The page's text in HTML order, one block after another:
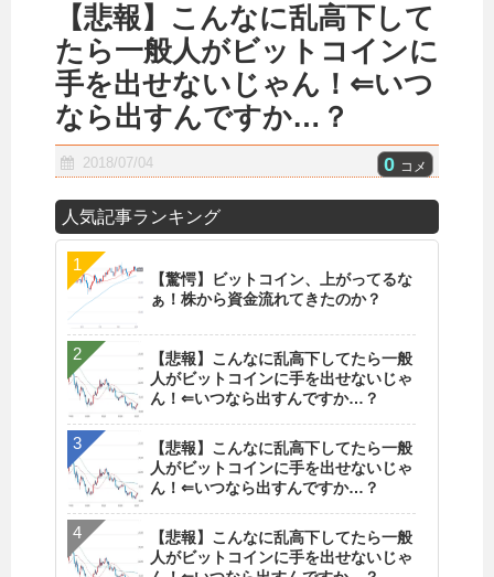
【悲報】こんなに乱高下して
たら一般人がビットコインに
手を出せないじゃん！⇐いつ
なら出すんですか…？
2018/07/04 0 コメ
人気記事ランキング
【驚愕】ビットコイン、上がってるな
ぁ！株から資金流れてきたのか？
【悲報】こんなに乱高下してたら一般
人がビットコインに手を出せないじゃ
ん！⇐いつなら出すんですか…？
【悲報】こんなに乱高下してたら一般
人がビットコインに手を出せないじゃ
ん！⇐いつなら出すんですか…？
【悲報】こんなに乱高下してたら一般
人がビットコインに手を出せないじゃ